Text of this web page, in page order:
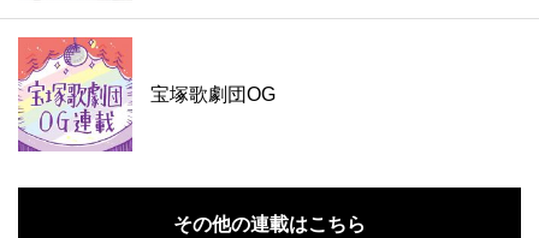
宝塚歌劇団OG
その他の連載はこちら